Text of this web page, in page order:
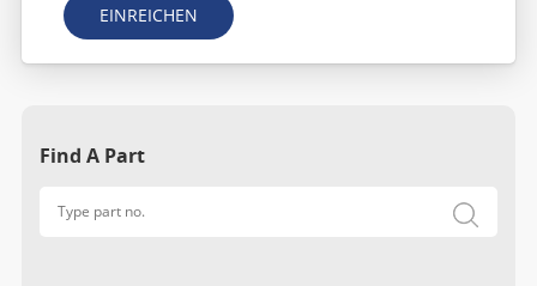
EINREICHEN
Find A Part